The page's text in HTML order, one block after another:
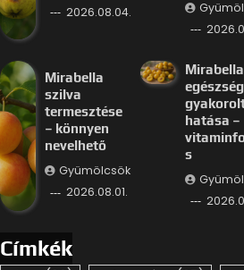
2026.08.04.
Mirabella
szilva
termesztése
– könnyen
nevelhető
Gyümölcsök
2026.08.01.
Mirabella
hatása –
s
Címkék